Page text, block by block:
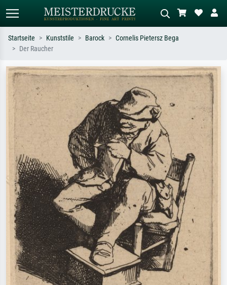
Suchen Sie nach Künstlern, Werktiteln
oder Stilen – z.B. Monet,
Sternennacht, Impressionismus, Welle
Beschreiben Sie die Szene – z.B. Grüne
Wiese, Abstrakt mit viel Rot, Dunkles
Ölgemälde, Stehender Akt neben einem
Baum.
Startseite Kunststile Barock
Cornelis Pietersz Bega
Der Raucher